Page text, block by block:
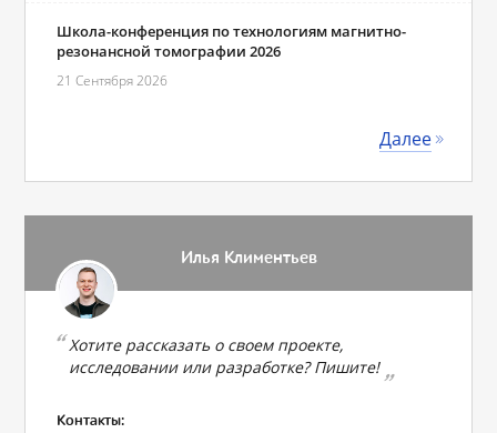
Школа-конференция по технологиям магнитно-
резонансной томографии 2026
21 Сентября 2026
Далее
Илья Климентьев
Хотите рассказать о своем проекте,
исследовании или разработке? Пишите!
Контакты: